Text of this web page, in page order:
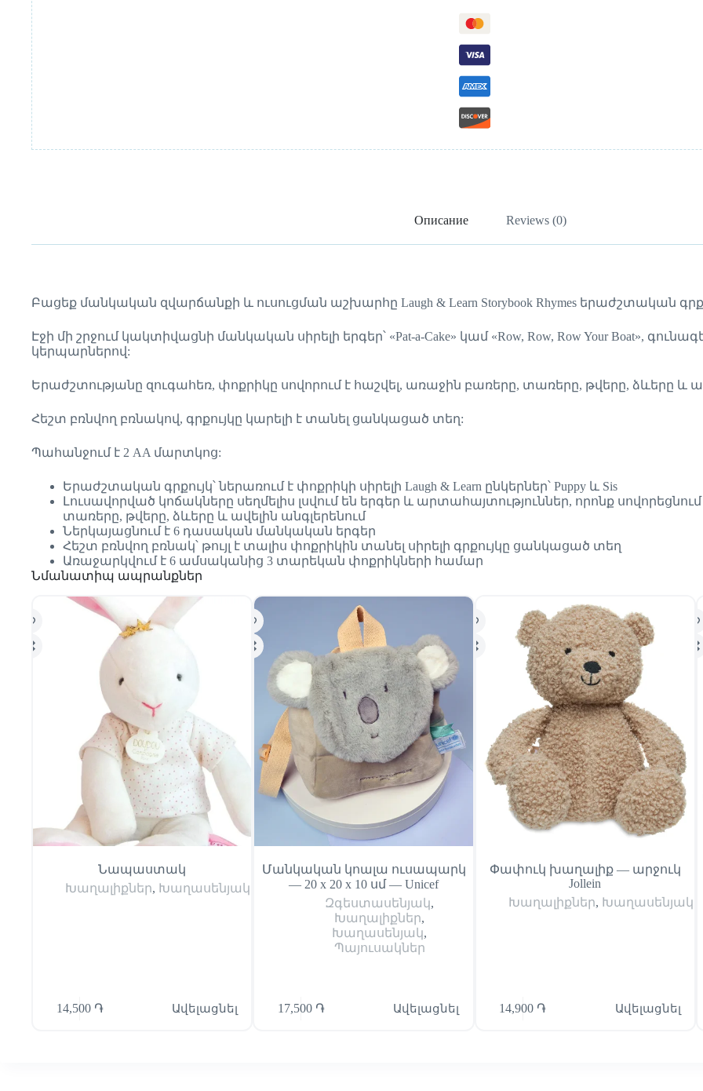
Описание Reviews (0)
Բացեք մանկական զվարճանքի և ուսուցման աշխարհը Laugh & Learn Storybook Rhymes երաժշտական
Էջի մի շրջում կակտիվացնի մանկական սիրելի երգեր՝ «Pat-a-Cake» կամ «Row, Row, Row Your Boat»,
կերպարներով:
Երաժշտությանը զուգահեռ, փոքրիկը սովորում է հաշվել, առաջին բառերը, տառերը, թվերը, ձևերը և
Հեշտ բռնվող բռնակով, գրքույկը կարելի է տանել ցանկացած տեղ:
Պահանջում է 2 AA մարտկոց:
Երաժշտական գրքույկ՝ ներառում է փոքրիկի սիրելի Laugh & Learn ընկերներ՝ Puppy և Sis
Լուսավորված կոճակները սեղմելիս լսվում են երգեր և արտահայտություններ, որոնք
տառերը, թվերը, ձևերը և ավելին անգլերենում
Ներկայացնում է 6 դասական մանկական երգեր
Հեշտ բռնվող բռնակ՝ թույլ է տալիս փոքրիկին տանել սիրելի գրքույկը ցանկացած տեղ
Առաջարկվում է 6 ամսականից 3 տարեկան փոքրիկների համար
Նմանատիպ ապրանքներ
Նապաստակ
Խաղալիքներ, Խաղասենյակ
14,500 ֏ Ավելացնել
Մանկական կոալա ուսապարկ
— 20 x 20 x 10 սմ — Unicef
Զգեստասենյակ,
Խաղալիքներ,
Խաղասենյակ,
Պայուսակներ
17,500 ֏ Ավելացնել
Փափուկ խաղալիք — արջուկ
Jollein
Խաղալիքներ, Խաղասենյակ
14,900 ֏ Ավելացնել